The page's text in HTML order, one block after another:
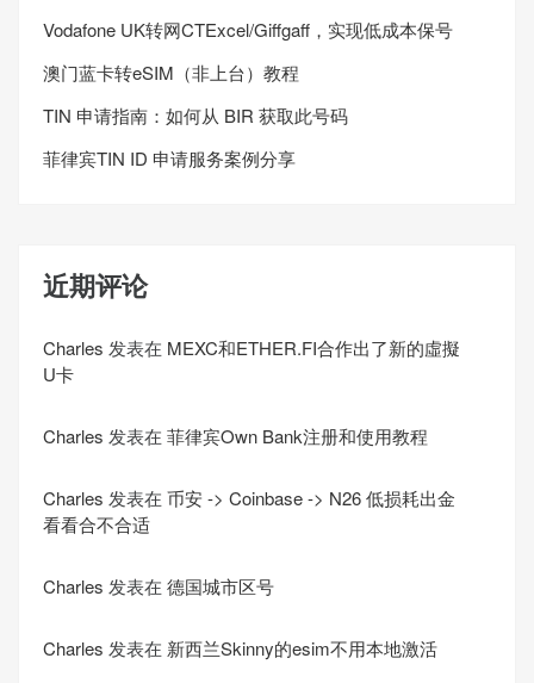
Vodafone UK转网CTExcel/Giffgaff，实现低成本保号
澳门蓝卡转eSIM（非上台）教程
TIN 申请指南：如何从 BIR 获取此号码
菲律宾TIN ID 申请服务案例分享
近期评论
Charles 发表在 MEXC和ETHER.FI合作出了新的虛擬
U卡
Charles 发表在 菲律宾Own Bank注册和使用教程
Charles 发表在 币安 -> Coinbase -> N26 低损耗出金
看看合不合适
Charles 发表在 德国城市区号
Charles 发表在 新西兰Skinny的esim不用本地激活